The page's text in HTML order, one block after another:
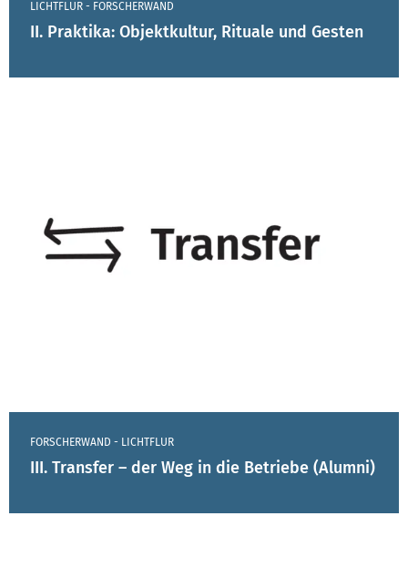
LICHTFLUR - FORSCHERWAND
II. Praktika: Objektkultur, Rituale und Gesten
FORSCHERWAND - LICHTFLUR
III. Transfer – der Weg in die Betriebe (Alumni)